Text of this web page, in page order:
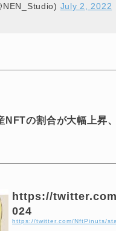
July 2, 2022
NFTの割合が大幅上昇
https://
024
https://twitter.com/NftPinuts/